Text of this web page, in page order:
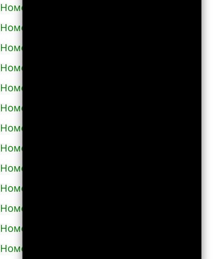
Номера телефонов такси в Стрые
Номера телефонов такси в Сумах
Номера телефонов такси в Таврийске
Номера телефонов такси в Тальном
Номера телефонов такси в Тараще
Номера телефонов такси в Татарбунарах
Номера телефонов такси в Теплодаре
Номера телефонов такси в Теребовле
Номера телефонов такси в Терновке
Номера телефонов такси в Тернополе
Номера телефонов такси в Токмаке
Номера телефонов такси в Тростянце
Номера телефонов такси в Трускавце